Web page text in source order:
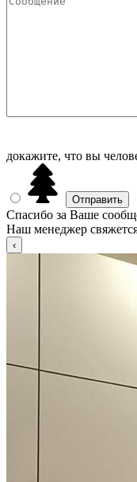
докажите, что вы
Спасибо за Ваше
Наш менеджер